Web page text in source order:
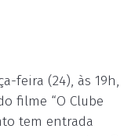
feira (24), às 19h,
filme “O Clube
tem entrada